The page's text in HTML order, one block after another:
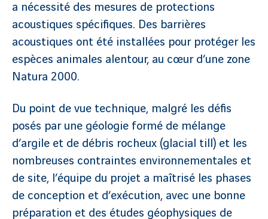
a nécessité des mesures de protections
acoustiques spécifiques. Des barrières
acoustiques ont été installées pour protéger les
espèces animales alentour, au cœur d’une zone
Natura 2000.
Du point de vue technique, malgré les défis
posés par une géologie formé de mélange
d’argile et de débris rocheux (glacial till) et les
nombreuses contraintes environnementales et
de site, l’équipe du projet a maîtrisé les phases
de conception et d’exécution, avec une bonne
préparation et des études géophysiques de